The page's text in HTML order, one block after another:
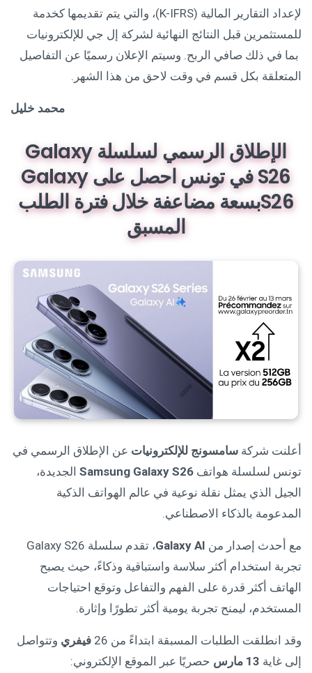
لإعداد التقارير المالية (K-IFRS)، والتي يتم تقديمها كخدمة
للمستثمرين قبل النتائج النهائية لشركة إل جي للإلكترونيات
بما في ذلك صافي الربح. وسيتم الإعلان رسميًا عن التفاصيل
المتعلقة بكل قسم في وقت لاحق من هذا الشهر.
محمد خليل
الإطلاق الرسمي لسلسلة Galaxy
S26 في تونس احصل على Galaxy
S26بسعة مضاعفة خلال فترة الطلب
المسبق
أعلنت شركة سامسونج للإلكترونيات عن الإطلاق الرسمي في
تونس لسلسلة هواتف Samsung Galaxy S26 الجديدة،
الجيل الذي يمثل نقلة نوعية في عالم الهواتف الذكية
المدعومة بالذكاء الاصطناعي.
مع أحدث إصدار من Galaxy AI
، تقدم سلسلة Galaxy S26
تجربة استخدام أكثر سلاسة واستباقية وذكاءً، حيث يصبح
الهاتف أكثر قدرة على الفهم والتفاعل وتوقع احتياجات
المستخدم، ليمنح تجربة يومية أكثر تطورًا وإثارة.
وقد انطلقت الطلبات المسبقة ابتداءً من 26 فيفري وتتواصل
إلى غاية 13 مارس حصريًا عبر الموقع الإلكتروني: